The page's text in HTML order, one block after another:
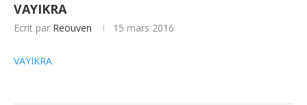
VAYIKRA
Ecrit par Reouven 15 mars 2016
VAYIKRA